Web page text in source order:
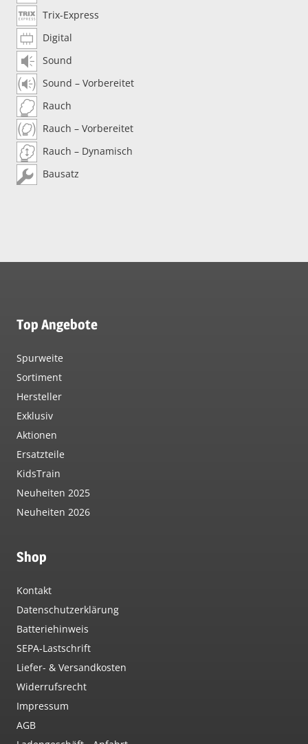
Trix-Express
Digital
Sound
Sound – Vorbereitet
Rauch
Rauch – Vorbereitet
Rauch – Dynamisch
Bausatz
Top Angebote
Spurweite
Sortiment
Hersteller
Exklusiv
Aktionen
Ersatzteile
KidsTrain
Neuheiten 2025
Neuheiten 2026
Shop
Kontakt
Datenschutzerklärung
Batteriehinweis
SEPA-Lastschrift
Liefer- & Versandkosten
Widerrufsrecht
Impressum
AGB